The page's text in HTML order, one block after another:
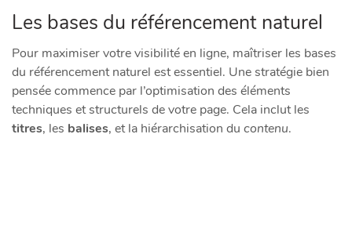
Les bases du référencement naturel
Pour maximiser votre visibilité en ligne, maîtriser les bases
du référencement naturel est essentiel. Une stratégie bien
pensée commence par l’optimisation des éléments
techniques et structurels de votre page. Cela inclut les
titres, les balises, et la hiérarchisation du contenu.